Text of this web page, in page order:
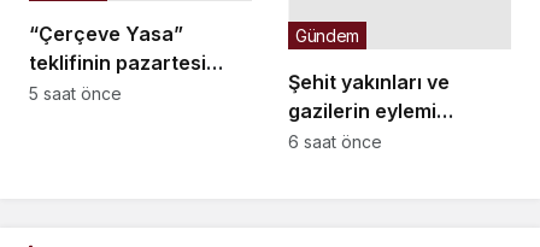
“Çerçeve Yasa”
teklifinin pazartesi
günü TBMM Genel
5 saat önce
Şehit yakınları ve
gazilerin eylemi
sürüyor… Bir gazi:
Gündem
6 saat önce